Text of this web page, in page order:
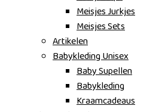
Meisjes Jurkjes
Meisjes Sets
Artikelen
Babykleding Unisex
Baby Supellen
Babykleding
Kraamcadeaus